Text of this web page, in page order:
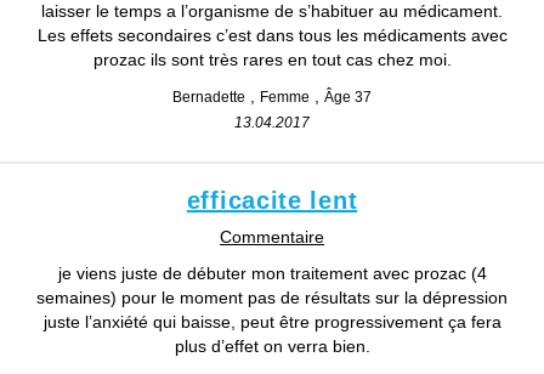
laisser le temps a l’organisme de s’habituer au médicament.
Les effets secondaires c’est dans tous les médicaments avec
prozac ils sont très rares en tout cas chez moi.
Bernadette Femme
Âge 37
13.04.2017
efficacite lent
Commentaire
je viens juste de débuter mon traitement avec prozac (4
semaines) pour le moment pas de résultats sur la dépression
juste l’anxiété qui baisse, peut être progressivement ça fera
plus d’effet on verra bien.